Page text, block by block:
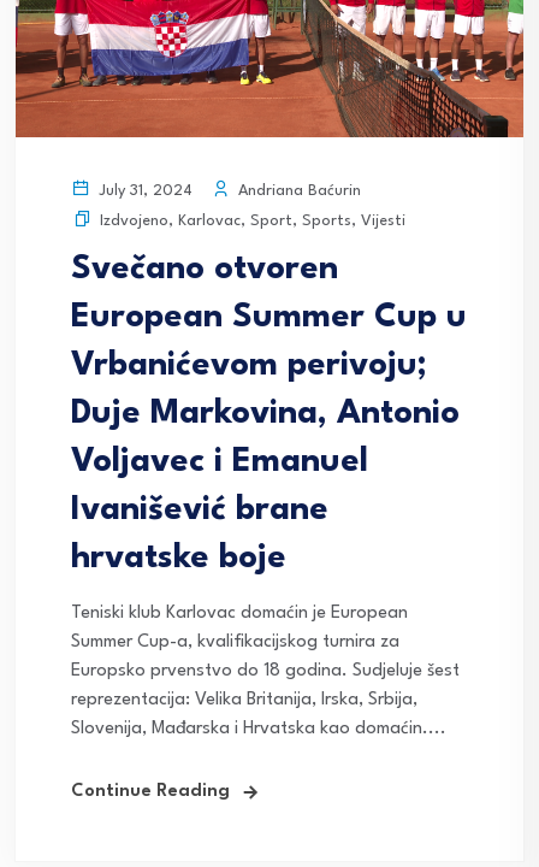
July 31, 2024
Andriana Baćurin
Izdvojeno, Karlovac, Sport, Sports, Vijesti
Svečano otvoren
European Summer Cup u
Vrbanićevom perivoju;
Duje Markovina, Antonio
Voljavec i Emanuel
Ivanišević brane
hrvatske boje
Teniski klub Karlovac domaćin je European
Summer Cup-a, kvalifikacijskog turnira za
Europsko prvenstvo do 18 godina. Sudjeluje šest
reprezentacija: Velika Britanija, Irska, Srbija,
Slovenija, Mađarska i Hrvatska kao domaćin....
Continue Reading